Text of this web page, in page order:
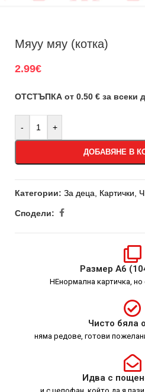
Мяуу мяу (котка)
2.99€
ОТСТЪПКА от 0.50 € за всеки
- +
ДОБАВЯНЕ В
Категории: За деца Картички
Сподели:
Размер А6
НЕнормална картичка,
Чисто бяла
няма редове, готови
Идва с